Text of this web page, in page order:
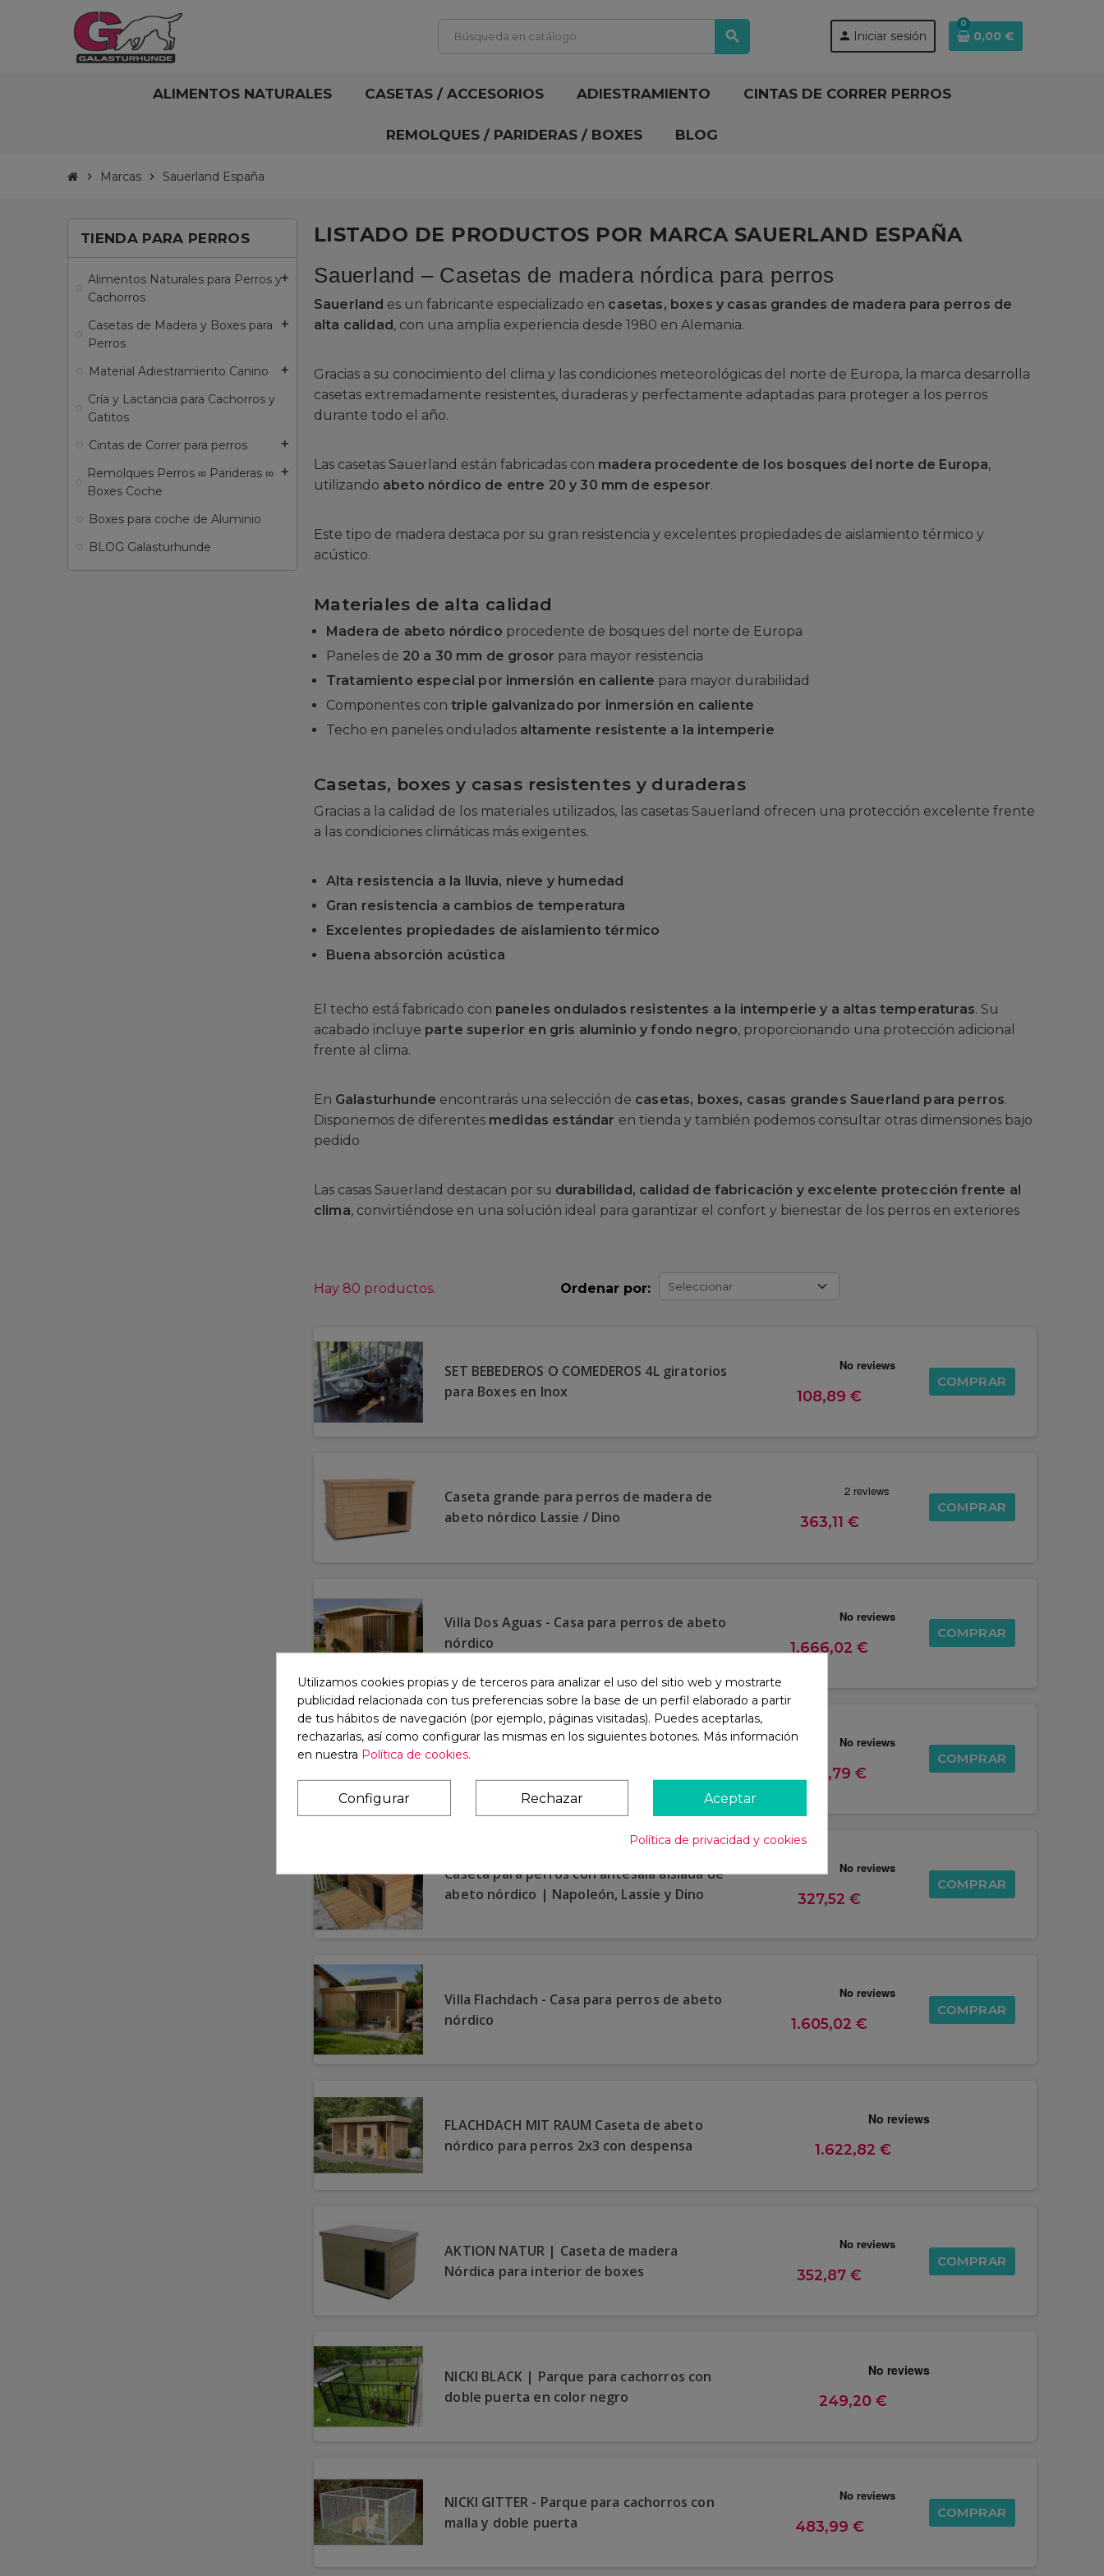
search person Iniciar sesión
0
0,00 €
ALIMENTOS NATURALES CASETAS / ACCESORIOS ADIESTRAMIENTO CINTAS DE CORRER PERROS
REMOLQUES / PARIDERAS / BOXES BLOG
chevron_right Marcas chevron_right Sauerland España
TIENDA PARA PERROS
Alimentos Naturales para Perros y
Cachorros
add
Casetas de Madera y Boxes para
Perros
add
Material Adiestramiento Canino add
Cría y Lactancia para Cachorros y
Gatitos
Cintas de Correr para perros
add
Remolques Perros ∞ Parideras ∞
Boxes Coche
add
Boxes para coche de Aluminio
BLOG Galasturhunde
LISTADO DE PRODUCTOS POR MARCA SAUERLAND ESPAÑA
Sauerland – Casetas de madera nórdica para perros
Sauerland es un fabricante especializado en casetas, boxes y casas grandes de madera para perros de
alta calidad, con una amplia experiencia desde 1980 en Alemania.
Gracias a su conocimiento del clima y las condiciones meteorológicas del norte de Europa, la marca desarrolla
casetas extremadamente resistentes, duraderas y perfectamente adaptadas para proteger a los perros
durante todo el año.
Las casetas Sauerland están fabricadas con madera procedente de los bosques del norte de Europa,
utilizando abeto nórdico de entre 20 y 30 mm de espesor.
Este tipo de madera destaca por su gran resistencia y excelentes propiedades de aislamiento térmico y
acústico.
Materiales de alta calidad
Madera de abeto nórdico procedente de bosques del norte de Europa
Paneles de 20 a 30 mm de grosor para mayor resistencia
Tratamiento especial por inmersión en caliente para mayor durabilidad
Componentes con triple galvanizado por inmersión en caliente
Techo en paneles ondulados altamente resistente a la intemperie
Casetas, boxes y casas resistentes y duraderas
Gracias a la calidad de los materiales utilizados, las casetas Sauerland ofrecen una protección excelente frente
a las condiciones climáticas más exigentes.
Alta resistencia a la lluvia, nieve y humedad
Gran resistencia a cambios de temperatura
Excelentes propiedades de aislamiento térmico
Buena absorción acústica
El techo está fabricado con paneles ondulados resistentes a la intemperie y a altas temperaturas. Su
acabado incluye parte superior en gris aluminio y fondo negro, proporcionando una protección adicional
frente al clima.
En Galasturhunde encontrarás una selección de casetas, boxes, casas grandes Sauerland para perros.
Disponemos de diferentes medidas estándar en tienda y también podemos consultar otras dimensiones bajo
pedido
Las casas Sauerland destacan por su durabilidad, calidad de fabricación y excelente protección frente al
clima, convirtiéndose en una solución ideal para garantizar el confort y bienestar de los perros en exteriores
Ordenar por: Seleccionar
Hay 80 productos.
SET BEBEDEROS O COMEDEROS 4L giratorios
para Boxes en Inox
108,89 €
COMPRAR
Caseta grande para perros de madera de
abeto nórdico Lassie / Dino
363,11 €
COMPRAR
Villa Dos Aguas - Casa para perros de abeto
nórdico
1.666,02 €
COMPRAR
PREISSTAR | Perrera para Perros de
1.106,79 €
COMPRAR
Caseta para perros con antesala aislada de
abeto nórdico | Napoleón, Lassie y Dino
327,52 €
COMPRAR
Villa Flachdach - Casa para perros de abeto
nórdico
1.605,02 €
COMPRAR
FLACHDACH MIT RAUM Caseta de abeto
nórdico para perros 2x3 con despensa
1.622,82 €
AKTION NATUR | Caseta de madera
Nórdica para interior de boxes
352,87 €
COMPRAR
NICKI BLACK | Parque para cachorros con
doble puerta en color negro
249,20 €
NICKI GITTER - Parque para cachorros con
malla y doble puerta
483,99 €
COMPRAR
Utilizamos cookies propias y de terceros para analizar el uso del sitio web y mostrarte
publicidad relacionada con tus preferencias sobre la base de un perfil elaborado a partir
de tus hábitos de navegación (por ejemplo, páginas visitadas). Puedes aceptarlas,
rechazarlas, así como configurar las mismas en los siguientes botones. Más información
en nuestra Política de cookies.
Configurar Rechazar Aceptar
Política de privacidad y cookies